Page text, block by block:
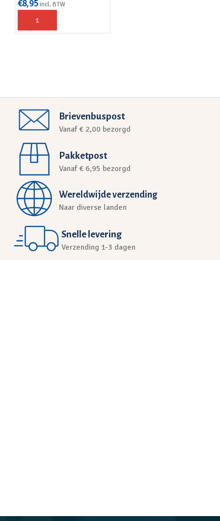
€8,95 incl. BTW
Brievenbuspost
Vanaf € 2,00 bezorgd
Pakketpost
Vanaf € 6,95 bezorgd
Wereldwijde verzending
Naar diverse landen
Snelle levering
Verzending 1-3 dagen